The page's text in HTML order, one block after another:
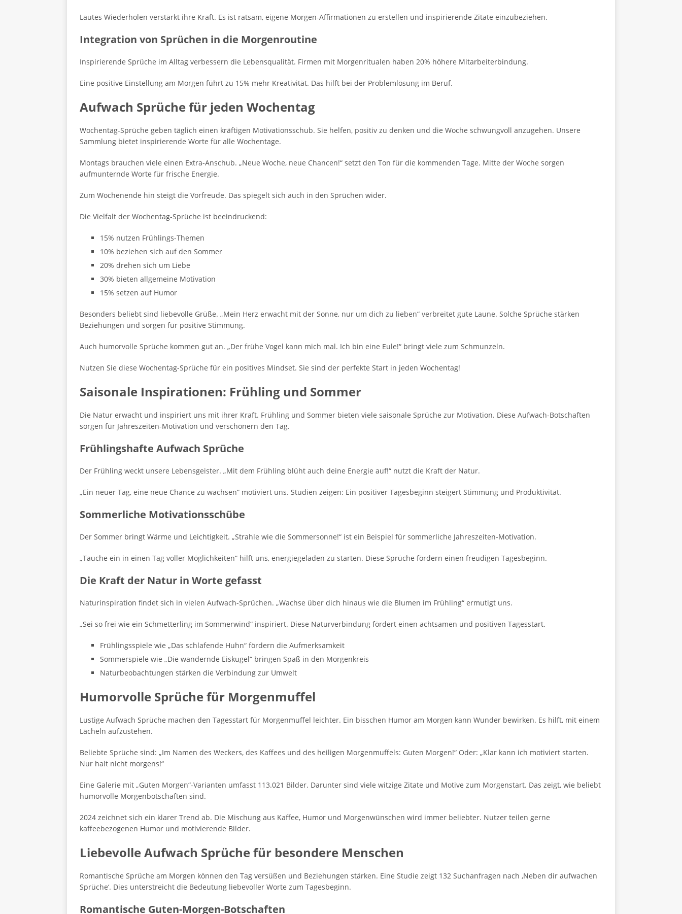
Lautes Wiederholen verstärkt ihre Kraft. Es ist ratsam, eigene Morgen-Affirmationen zu erstellen und inspirierende Zitate einzubeziehen.
Integration von Sprüchen in die Morgenroutine
Inspirierende Sprüche im Alltag verbessern die Lebensqualität. Firmen mit Morgenritualen haben 20% höhere Mitarbeiterbindung.
Eine positive Einstellung am Morgen führt zu 15% mehr Kreativität. Das hilft bei der Problemlösung im Beruf.
Aufwach Sprüche für jeden Wochentag
Wochentag-Sprüche geben täglich einen kräftigen Motivationsschub. Sie helfen, positiv zu denken und die Woche schwungvoll anzugehen. Unsere
Sammlung bietet inspirierende Worte für alle Wochentage.
Montags brauchen viele einen Extra-Anschub. „Neue Woche, neue Chancen!“ setzt den Ton für die kommenden Tage. Mitte der Woche sorgen
aufmunternde Worte für frische Energie.
Zum Wochenende hin steigt die Vorfreude. Das spiegelt sich auch in den Sprüchen wider.
Die Vielfalt der Wochentag-Sprüche ist beeindruckend:
15% nutzen Frühlings-Themen
10% beziehen sich auf den Sommer
20% drehen sich um Liebe
30% bieten allgemeine Motivation
15% setzen auf Humor
Besonders beliebt sind liebevolle Grüße. „Mein Herz erwacht mit der Sonne, nur um dich zu lieben“ verbreitet gute Laune. Solche Sprüche stärken
Beziehungen und sorgen für positive Stimmung.
Auch humorvolle Sprüche kommen gut an. „Der frühe Vogel kann mich mal. Ich bin eine Eule!“ bringt viele zum Schmunzeln.
Nutzen Sie diese Wochentag-Sprüche für ein positives Mindset. Sie sind der perfekte Start in jeden Wochentag!
Saisonale Inspirationen: Frühling und Sommer
Die Natur erwacht und inspiriert uns mit ihrer Kraft. Frühling und Sommer bieten viele saisonale Sprüche zur Motivation. Diese Aufwach-Botschaften
sorgen für Jahreszeiten-Motivation und verschönern den Tag.
Frühlingshafte Aufwach Sprüche
Der Frühling weckt unsere Lebensgeister. „Mit dem Frühling blüht auch deine Energie auf!“ nutzt die Kraft der Natur.
„Ein neuer Tag, eine neue Chance zu wachsen“ motiviert uns. Studien zeigen: Ein positiver Tagesbeginn steigert Stimmung und Produktivität.
Sommerliche Motivationsschübe
Der Sommer bringt Wärme und Leichtigkeit. „Strahle wie die Sommersonne!“ ist ein Beispiel für sommerliche Jahreszeiten-Motivation.
„Tauche ein in einen Tag voller Möglichkeiten“ hilft uns, energiegeladen zu starten. Diese Sprüche fördern einen freudigen Tagesbeginn.
Die Kraft der Natur in Worte gefasst
Naturinspiration findet sich in vielen Aufwach-Sprüchen. „Wachse über dich hinaus wie die Blumen im Frühling“ ermutigt uns.
„Sei so frei wie ein Schmetterling im Sommerwind“ inspiriert. Diese Naturverbindung fördert einen achtsamen und positiven Tagesstart.
Frühlingsspiele wie „Das schlafende Huhn“ fördern die Aufmerksamkeit
Sommerspiele wie „Die wandernde Eiskugel“ bringen Spaß in den Morgenkreis
Naturbeobachtungen stärken die Verbindung zur Umwelt
Humorvolle Sprüche für Morgenmuffel
Lustige Aufwach Sprüche machen den Tagesstart für Morgenmuffel leichter. Ein bisschen Humor am Morgen kann Wunder bewirken. Es hilft, mit einem
Lächeln aufzustehen.
Beliebte Sprüche sind: „Im Namen des Weckers, des Kaffees und des heiligen Morgenmuffels: Guten Morgen!“ Oder: „Klar kann ich motiviert starten.
Nur halt nicht morgens!“
Eine Galerie mit „Guten Morgen“-Varianten umfasst 113.021 Bilder. Darunter sind viele witzige Zitate und Motive zum Morgenstart. Das zeigt, wie beliebt
humorvolle Morgenbotschaften sind.
2024 zeichnet sich ein klarer Trend ab. Die Mischung aus Kaffee, Humor und Morgenwünschen wird immer beliebter. Nutzer teilen gerne
kaffeebezogenen Humor und motivierende Bilder.
Liebevolle Aufwach Sprüche für besondere Menschen
Romantische Sprüche am Morgen können den Tag versüßen und Beziehungen stärken. Eine Studie zeigt 132 Suchanfragen nach ‚Neben dir aufwachen
Sprüche‘. Dies unterstreicht die Bedeutung liebevoller Worte zum Tagesbeginn.
Romantische Guten-Morgen-Botschaften